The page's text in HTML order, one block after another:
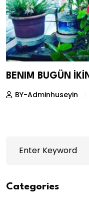
BENIM BUGÜN
BY-Adminhuseyin
Categories